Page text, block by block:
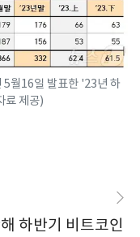
월16일 발표한 '23년 하
료 제공)
하반기 비트코인